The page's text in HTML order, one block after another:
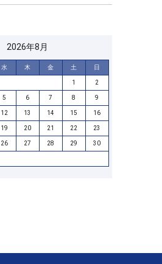
2026年8月
水 木 金 土 日
1 2
5 6 7 8 9
12 13 14 15 16
19 20 21 22 23
26 27 28 29 30